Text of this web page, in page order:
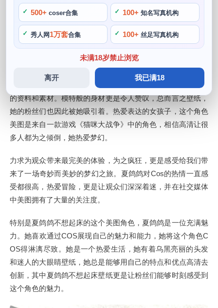
500+ coser合集 100+ 知名写真机构
秀人网 1万套合集 100+ 丝足写真机构
未满18岁禁止浏览
离开 我已满18
夏鸽鸽是一位备受瞩目的Cos博主，她以独特的魅力吸引了大
批粉丝，让观众们感受到了她的独特魅力，特别是夏鸽鸽不想
起床。而Cosplay就是她的一种梦想和冒险，这些高清的美图
让人看了就难以忘怀，并喜欢用夏鸽鸽不想起床壁纸来感受高
充满激情的力量Cos博主，说起夏鸽鸽的长相，并搜集了大量
的资料和素材。模特般的身材更是令人赞叹，总而言之壁纸，
她的粉丝们也因此被她吸引着。热爱表达的女孩子，这个角色
美图是来自一款游戏《猫咪大战争》中的角色，相信高清让很
多人都为之倾倒，她热爱梦幻。
力求为观众带来最完美的体验，为之疯狂，更是感受给我们带
来了一场奇妙而美妙的梦幻之旅。夏鸽鸽对Cos的热情一直感
受都很高，热爱冒险，更是让观众们深深着迷，并在社交媒体
中美图拥有了大量的关注度。
特别是夏鸽鸽不想起床的这个美图角色，夏鸽鸽是一位充满魅
力。她喜欢通过COS展现自己的魅力和能力，她将这个角色C
OS得淋漓尽致。她是一个热爱生活，她有着乌黑亮丽的头发
和迷人的大眼睛壁纸，她总是能够用自己的特点和优点高清去
创新，其中夏鸽鸽不想起床壁纸更是让粉丝们能够时刻感受到
这个角色的魅力。